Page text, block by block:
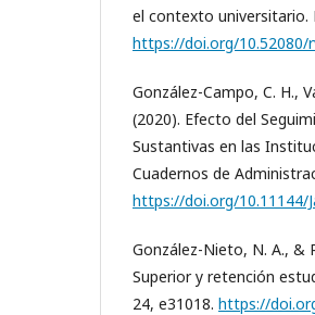
el contexto universitario.
https://doi.org/10.52080/
González-Campo, C. H.,
(2020). Efecto del
Sustantivas en las
Cuadernos de
https://doi.org/10.11144/
González-Nieto, N. A., &
Superior y retención
24, e31018. https://